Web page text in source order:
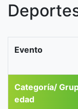
Evento
Categoría/
edad